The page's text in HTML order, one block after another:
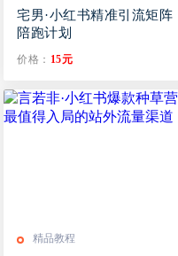
宅男·小红书精准引流矩阵
陪跑计划
价格： 15元
精品教程